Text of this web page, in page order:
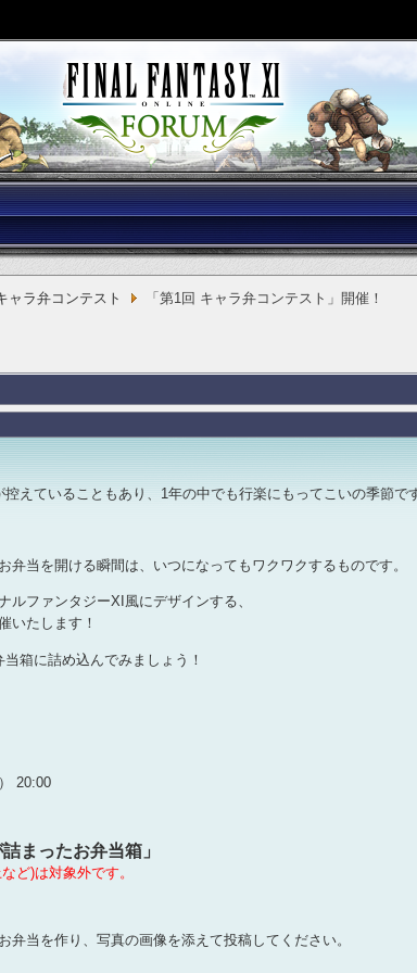
ャラ弁コンテスト 「第1回 キャラ弁コンテスト」開催！
えていることもあり、1年の中でも行楽にもってこいの季節で
弁当を開ける瞬間は、いつになってもワクワクするものです。
ルファンタジーXI風にデザインする、
いたします！
箱に詰め込んでみましょう！
20:00
まったお弁当箱」
ど)は対象外です。
弁当を作り、写真の画像を添えて投稿してください。